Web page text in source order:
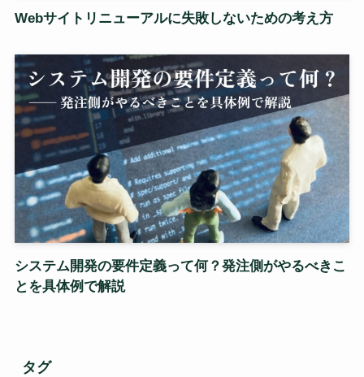
Webサイトリニューアルに失敗しないための考え方
システム開発の要件定義って何？発注側がやるべきこ
とを具体例で解説
タグ